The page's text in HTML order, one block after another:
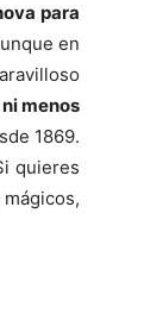
para
en
menos
1869.
quieres